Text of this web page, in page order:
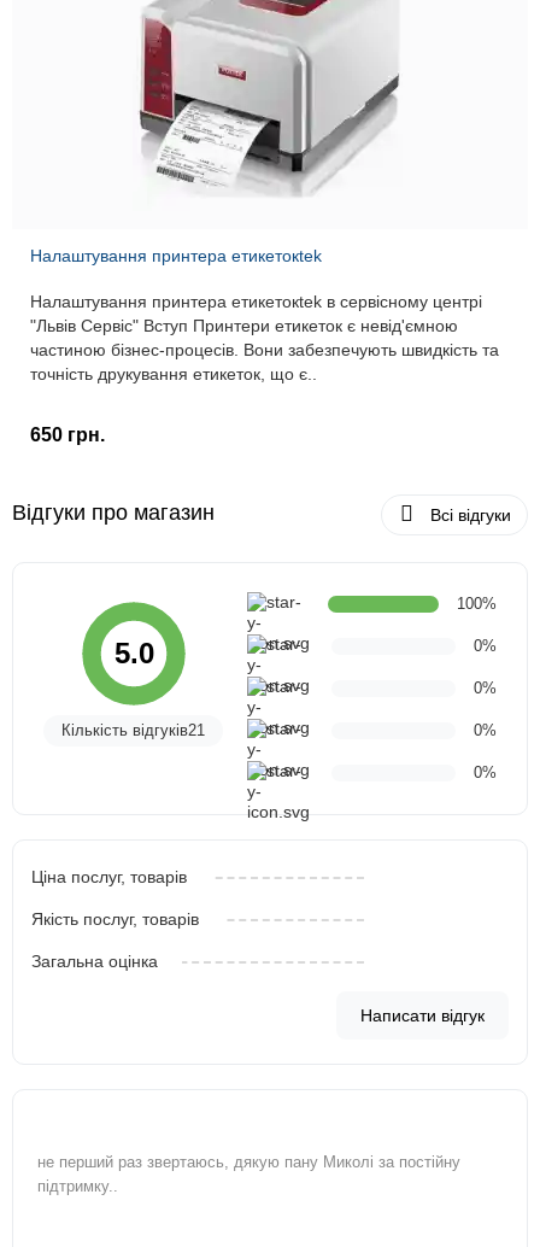
Налаштування принтера етикетокtek
Налаштування принтера етикетокtek в сервісному центрі
"Львів Сервіс" Вступ Принтери етикеток є невід'ємною
частиною бізнес-процесів. Вони забезпечують швидкість та
точність друкування етикеток, що є..
650 грн.
Відгуки про магазин Всі відгуки
5.0
Кількість відгуків21
100%
0%
0%
0%
0%
Ціна послуг, товарів
Якість послуг, товарів
Загальна оцінка
Написати відгук
не перший раз звертаюсь, дякую пану Миколі за постійну
підтримку..